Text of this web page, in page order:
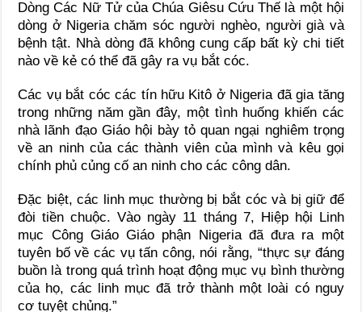
Dòng Các Nữ Tử của Chúa Giêsu Cứu Thế là một hội
dòng ở Nigeria chăm sóc người nghèo, người già và
bệnh tật. Nhà dòng đã không cung cấp bất kỳ chi tiết
nào về kẻ có thể đã gây ra vụ bắt cóc.
Các vụ bắt cóc các tín hữu Kitô ở Nigeria đã gia tăng
trong những năm gần đây, một tình huống khiến các
nhà lãnh đạo Giáo hội bày tỏ quan ngại nghiêm trọng
về an ninh của các thành viên của mình và kêu gọi
chính phủ củng cố an ninh cho các công dân.
Đặc biệt, các linh mục thường bị bắt cóc và bị giữ để
đòi tiền chuộc. Vào ngày 11 tháng 7, Hiệp hội Linh
mục Công Giáo Giáo phận Nigeria đã đưa ra một
tuyên bố về các vụ tấn công, nói rằng, “thực sự đáng
buồn là trong quá trình hoạt động mục vụ bình thường
của họ, các linh mục đã trở thành một loài có nguy
cơ tuyệt chủng.”